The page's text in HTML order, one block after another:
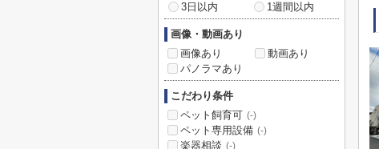
3日以内
1週間以内
画像・動画あり
画像あり
動画あり
パノラマあり
こだわり条件
ペット飼育可 (-)
ペット専用設備 (-)
楽器相談 (-)